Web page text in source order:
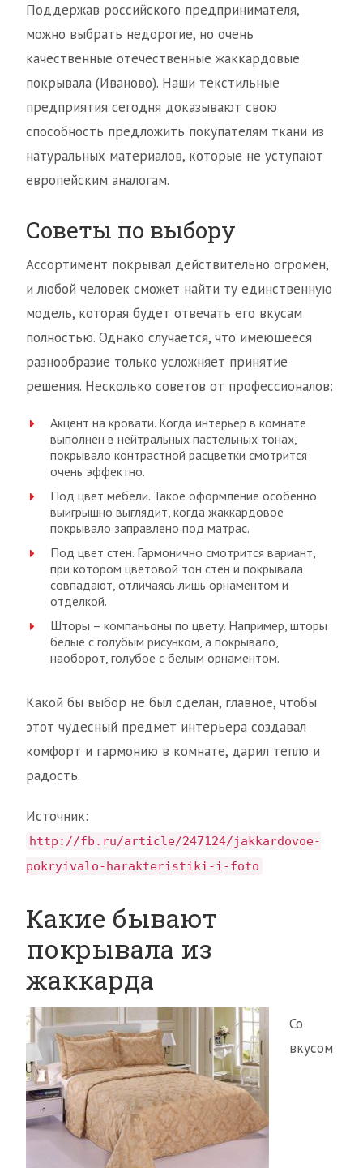
Поддержав российского предпринимателя,
можно выбрать недорогие, но очень
качественные отечественные жаккардовые
покрывала (Иваново). Наши текстильные
предприятия сегодня доказывают свою
способность предложить покупателям ткани из
натуральных материалов, которые не уступают
европейским аналогам.
Советы по выбору
Ассортимент покрывал действительно огромен,
и любой человек сможет найти ту единственную
модель, которая будет отвечать его вкусам
полностью. Однако случается, что имеющееся
разнообразие только усложняет принятие
решения. Несколько советов от профессионалов:
Акцент на кровати. Когда интерьер в комнате
выполнен в нейтральных пастельных тонах,
покрывало контрастной расцветки смотрится
очень эффектно.
Под цвет мебели. Такое оформление особенно
выигрышно выглядит, когда жаккардовое
покрывало заправлено под матрас.
Под цвет стен. Гармонично смотрится вариант,
при котором цветовой тон стен и покрывала
совпадают, отличаясь лишь орнаментом и
отделкой.
Шторы – компаньоны по цвету. Например, шторы
белые с голубым рисунком, а покрывало,
наоборот, голубое с белым орнаментом.
Какой бы выбор не был сделан, главное, чтобы
этот чудесный предмет интерьера создавал
комфорт и гармонию в комнате, дарил тепло и
радость.
Источник:
http://fb.ru/article/247124/jakkardovoe-
pokryivalo-harakteristiki-i-foto
Какие бывают
покрывала из
жаккарда
Со
вкусом